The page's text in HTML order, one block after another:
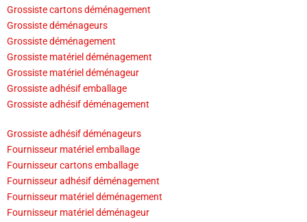
Grossiste cartons déménagement
Grossiste déménageurs
Grossiste déménagement
Grossiste matériel déménagement
Grossiste matériel déménageur
Grossiste adhésif emballage
Grossiste adhésif déménagement
Grossiste adhésif déménageurs
Fournisseur matériel emballage
Fournisseur cartons emballage
Fournisseur adhésif déménagement
Fournisseur matériel déménagement
Fournisseur matériel déménageur